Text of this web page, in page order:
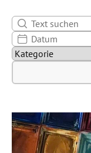
Suche
Datum
Kategorie